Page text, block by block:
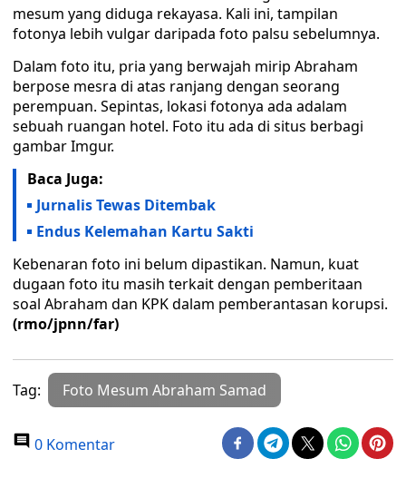
mesum yang diduga rekayasa. Kali ini, tampilan
fotonya lebih vulgar daripada foto palsu sebelumnya.
Dalam foto itu, pria yang berwajah mirip Abraham
berpose mesra di atas ranjang dengan seorang
perempuan. Sepintas, lokasi fotonya ada adalam
sebuah ruangan hotel. Foto itu ada di situs berbagi
gambar Imgur.
Baca Juga:
Jurnalis Tewas Ditembak
Endus Kelemahan Kartu Sakti
Kebenaran foto ini belum dipastikan. Namun, kuat
dugaan foto itu masih terkait dengan pemberitaan
soal Abraham dan KPK dalam pemberantasan korupsi.
(rmo/jpnn/far)
Tag: Foto Mesum Abraham Samad
0 Komentar